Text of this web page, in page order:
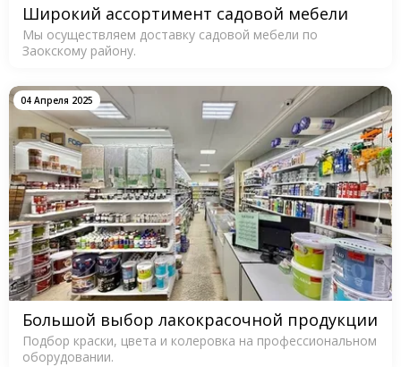
Широкий ассортимент садовой мебели
Мы осуществляем доставку садовой мебели по
Заокскому району.
04 Апреля 2025
Большой выбор лакокрасочной продукции
Подбор краски, цвета и колеровка на профессиональном
оборудовании.